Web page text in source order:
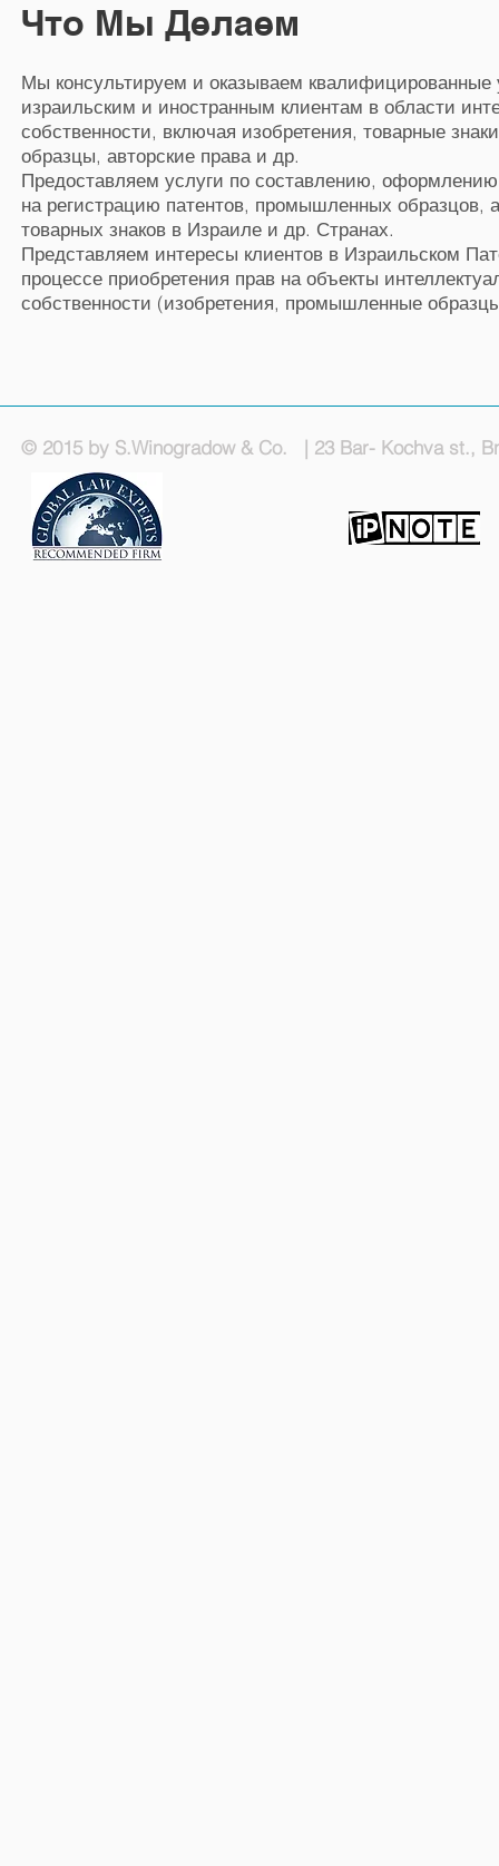
Что Мы Делаем
Мы консультируем и оказываем квалифицированные
израильским и иностранным клиентам в области
собственности, включая изобретения, товарные
образцы, авторские права и др.
Предоставляем услуги по составлению, оформлению
на регистрацию патентов, промышленных образцов,
товарных знаков в Израиле и др. Странах.
Представляем интересы клиентов в Израильском
процессе приобретения прав на объекты
собственности (изобретения, промышленные
© 2015 by S.Winogradow & Co. | 23 Bar- Kochva st.,